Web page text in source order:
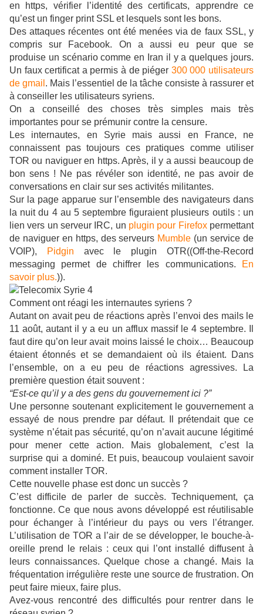
en https, vérifier l’identité des certificats, apprendre ce
qu’est un finger print SSL et lesquels sont les bons.
Des attaques récentes ont été menées via de faux SSL, y
compris sur Facebook. On a aussi eu peur que se
produise un scénario comme en Iran il y a quelques jours.
Un faux certificat a permis à de piéger 300 000 utilisateurs
de gmail . Mais l’essentiel de la tâche consiste à rassurer et
à conseiller les utilisateurs syriens.
On a conseillé des choses très simples mais très
importantes pour se prémunir contre la censure.
Les internautes, en Syrie mais aussi en France, ne
connaissent pas toujours ces pratiques comme utiliser
TOR ou naviguer en https. Après, il y a aussi beaucoup de
bon sens ! Ne pas révéler son identité, ne pas avoir de
conversations en clair sur ses activités militantes.
Sur la page apparue sur l’ensemble des navigateurs dans
la nuit du 4 au 5 septembre figuraient plusieurs outils : un
lien vers un serveur IRC, un plugin pour Firefoxpermettant
de naviguer en https, des serveurs Mumble (un service de
VOIP),
Pidgin avec le plugin OTR((Off-the-Record
messaging permet de chiffrer les communications.
En
savoir plus.)).
Comment ont réagi les internautes syriens ?
Autant on avait peu de réactions après l’envoi des mails le
11 août, autant il y a eu un afflux massif le 4 septembre. Il
faut dire qu’on leur avait moins laissé le choix… Beaucoup
étaient étonnés et se demandaient où ils étaient. Dans
l’ensemble, on a eu peu de réactions agressives. La
première question était souvent :
“Est-ce qu’il y a des gens du gouvernement ici ?”
Une personne soutenant explicitement le gouvernement a
essayé de nous prendre par défaut. Il prétendait que ce
système n’était pas sécurité, qu’on n’avait aucune légitimé
pour mener cette action. Mais globalement, c’est la
surprise qui a dominé. Et puis, beaucoup voulaient savoir
comment installer TOR.
Cette nouvelle phase est donc un succès ?
C’est difficile de parler de succès. Techniquement, ça
fonctionne. Ce que nous avons développé est réutilisable
pour échanger à l’intérieur du pays ou vers l’étranger.
L’utilisation de TOR a l’air de se développer, le bouche-à-
oreille prend le relais : ceux qui l’ont installé diffusent à
leurs connaissances. Quelque chose a changé. Mais la
fréquentation irrégulière reste une source de frustration. On
peut faire mieux, faire plus.
Avez-vous rencontré des difficultés pour rentrer dans le